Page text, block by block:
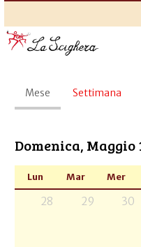
Schede
primarie
Mese (scheda
attiva)
Settimana
Domenica, Maggio
Lun Mar Mer
28 29 30